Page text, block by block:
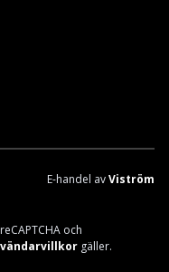
och
gäller.
E-handel avViström